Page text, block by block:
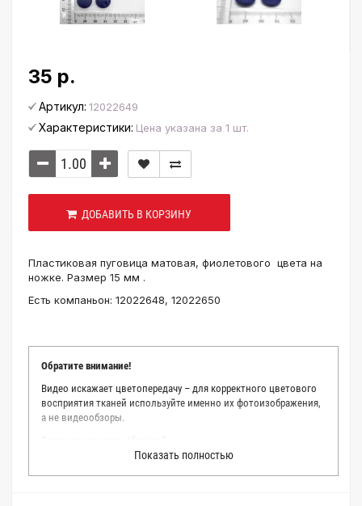
35 р.
Артикул: 12022649
Характеристики: Цена указана за 1 шт.
ДОБАВИТЬ В КОРЗИНУ
Пластиковая пуговица матовая, фиолетового цвета на
ножке. Размер 15 мм .
Есть компаньон: 12022648, 12022650
Обратите внимание!
Видео искажает цветопередачу – для корректного цветового
восприятия тканей используйте именно их фотоизображения,
а не видеообзоры.
Мы делаем все возможное, чтобы точно описать цвет каждой
ткани из нашего каталога. Мы осматриваем и фотографируем
Показать полностью